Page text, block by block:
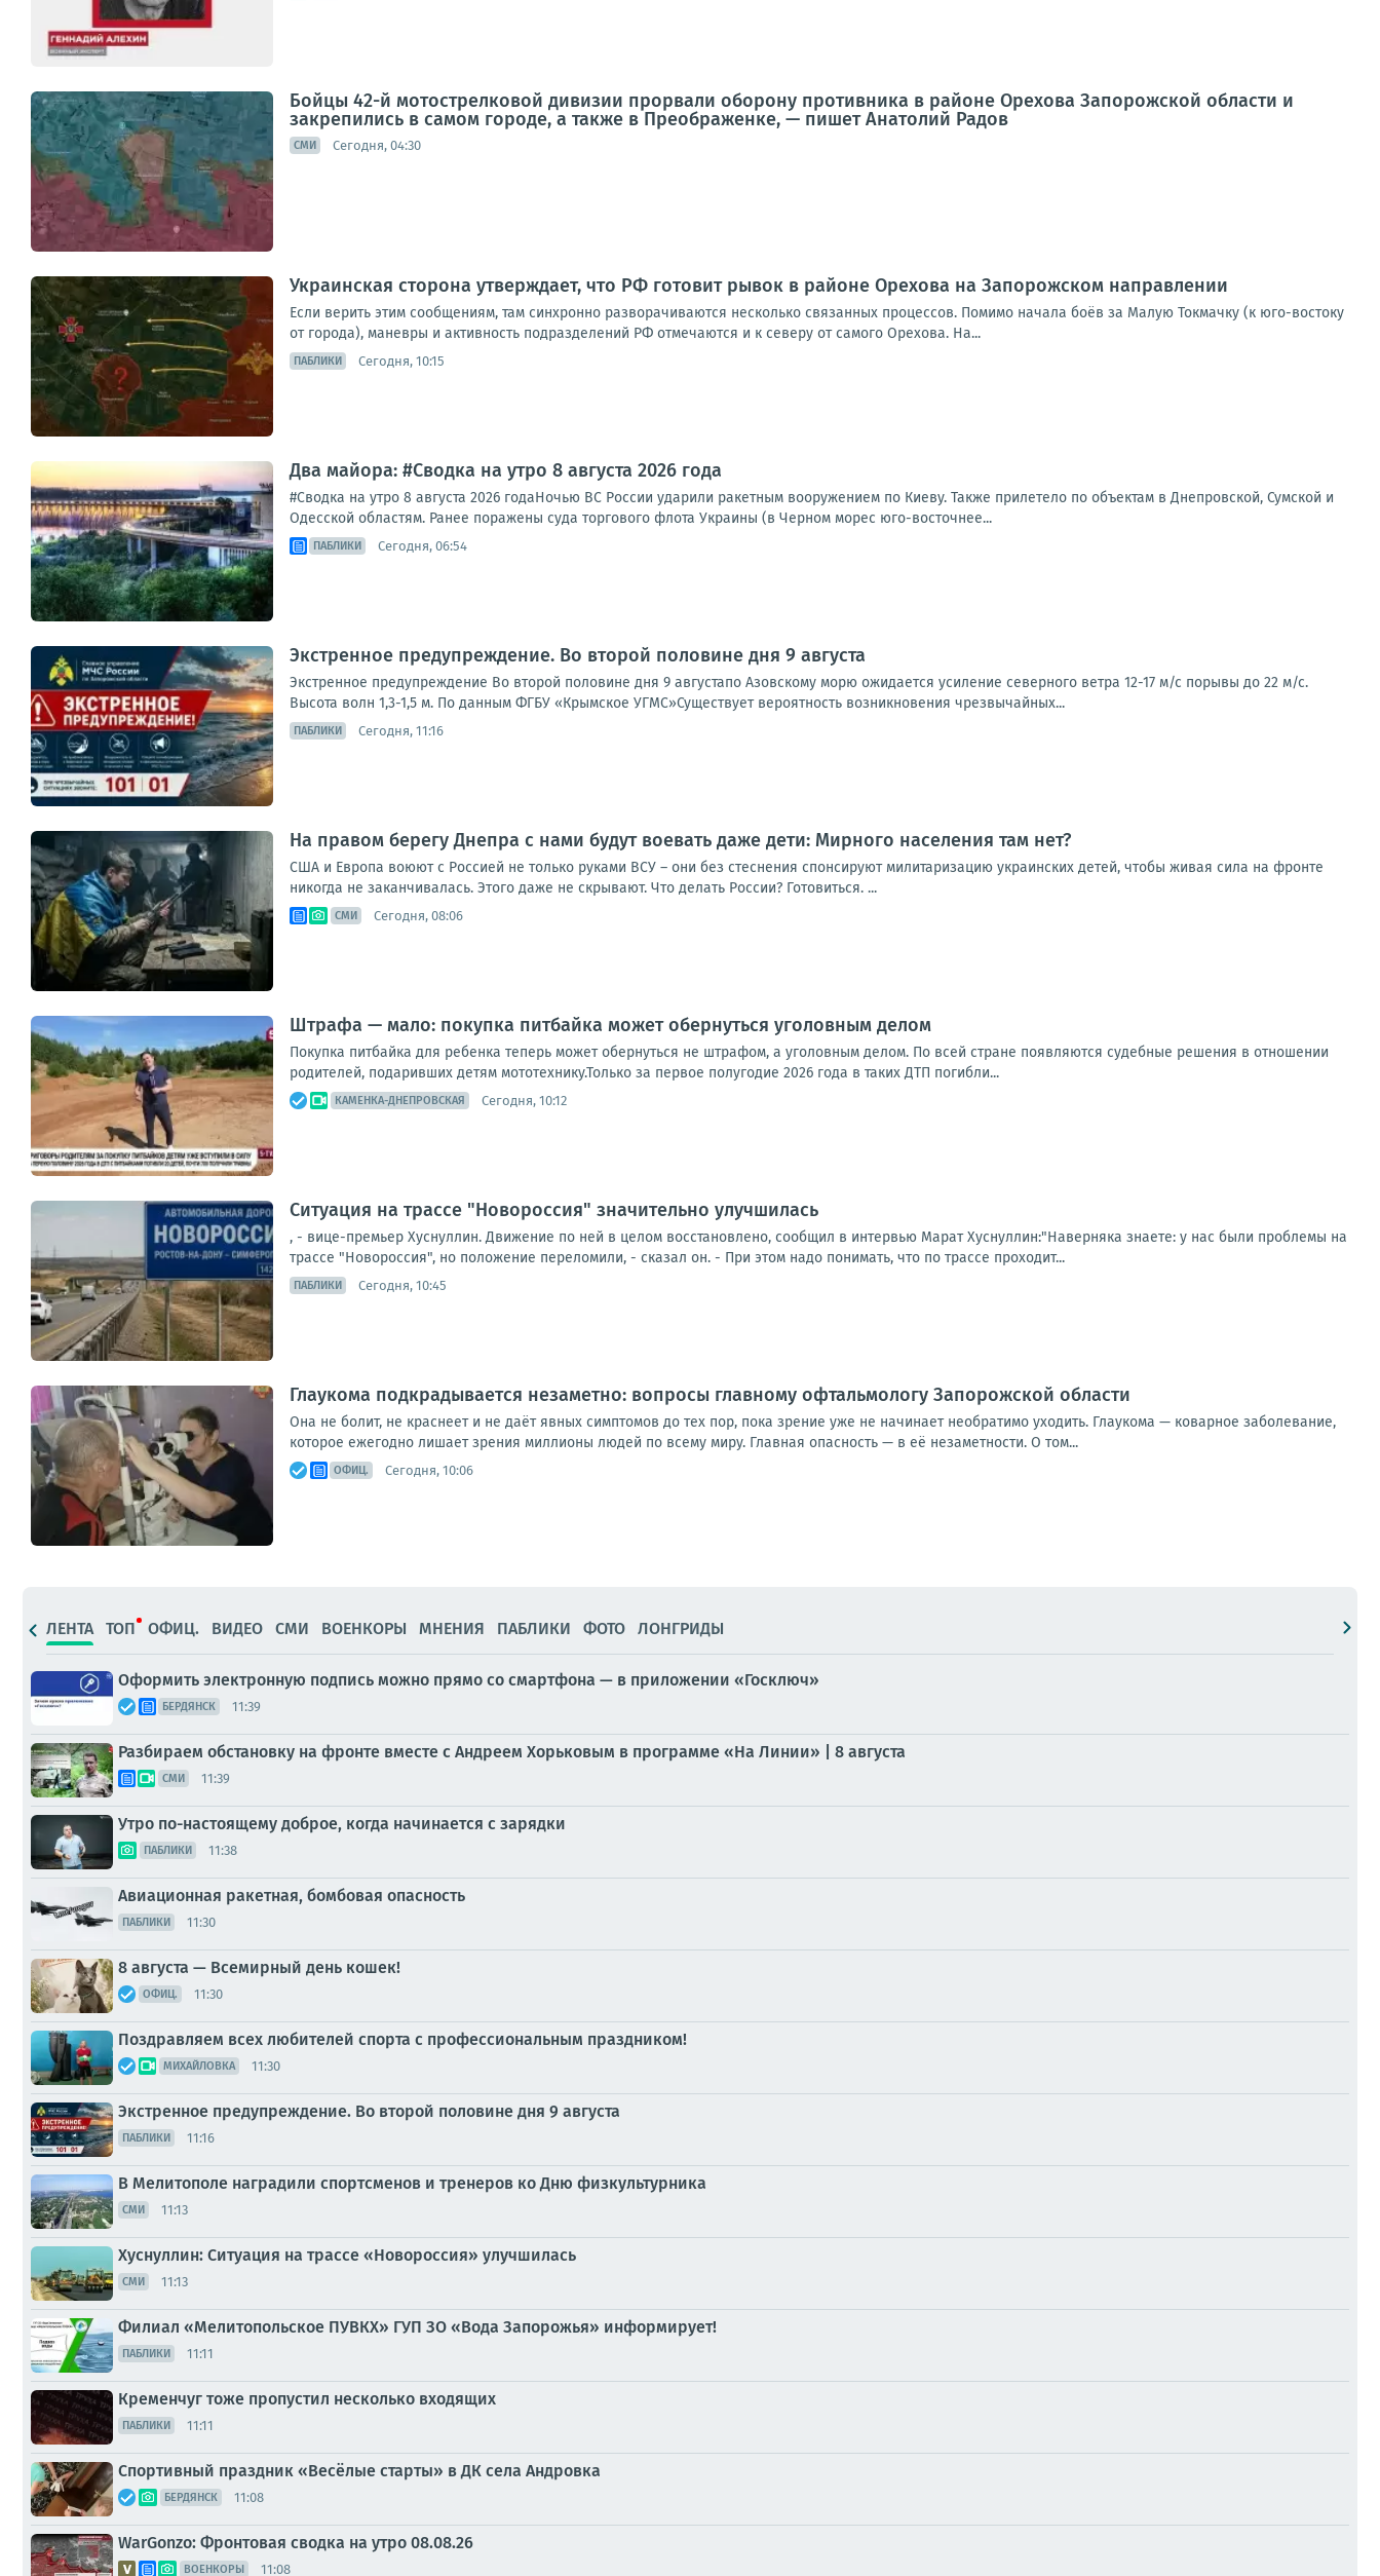
Бойцы 42-й мотострелковой дивизии прорвали оборону противника в районе Орехова Запорожской области и
закрепились в самом городе, а также в Преображенке, — пишет Анатолий Радов
СМИ Сегодня, 04:30
Украинская сторона утверждает, что РФ готовит рывок в районе Орехова на Запорожском направлении
Если верить этим сообщениям, там синхронно разворачиваются несколько связанных процессов. Помимо начала боёв за Малую Токмачку (к юго-востоку
от города), маневры и активность подразделений РФ отмечаются и к северу от самого Орехова. На...
ПАБЛИКИ Сегодня, 10:15
Два майора: #Сводка на утро 8 августа 2026 года
#Сводка на утро 8 августа 2026 годаНочью ВС России ударили ракетным вооружением по Киеву. Также прилетело по объектам в Днепровской, Сумской и
Одесской областям. Ранее поражены суда торгового флота Украины (в Черном морес юго-восточнее...
ПАБЛИКИ Сегодня, 06:54
Экстренное предупреждение. Во второй половине дня 9 августа
Экстренное предупреждение Во второй половине дня 9 августапо Азовскому морю ожидается усиление северного ветра 12-17 м/с порывы до 22 м/с.
Высота волн 1,3-1,5 м. По данным ФГБУ «Крымское УГМС»Существует вероятность возникновения чрезвычайных...
ПАБЛИКИ Сегодня, 11:16
На правом берегу Днепра с нами будут воевать даже дети: Мирного населения там нет?
США и Европа воюют с Россией не только руками ВСУ – они без стеснения спонсируют милитаризацию украинских детей, чтобы живая сила на фронте
никогда не заканчивалась. Этого даже не скрывают. Что делать России? Готовиться. ...
СМИ Сегодня, 08:06
Штрафа — мало: покупка питбайка может обернуться уголовным делом
Покупка питбайка для ребенка теперь может обернуться не штрафом, а уголовным делом. По всей стране появляются судебные решения в отношении
родителей, подаривших детям мототехнику.Только за первое полугодие 2026 года в таких ДТП погибли...
КАМЕНКА-ДНЕПРОВСКАЯ Сегодня, 10:12
Ситуация на трассе "Новороссия" значительно улучшилась
, - вице-премьер Хуснуллин. Движение по ней в целом восстановлено, сообщил в интервью Марат Хуснуллин:"Наверняка знаете: у нас были проблемы на
трассе "Новороссия", но положение переломили, - сказал он. - При этом надо понимать, что по трассе проходит...
ПАБЛИКИ Сегодня, 10:45
Глаукома подкрадывается незаметно: вопросы главному офтальмологу Запорожской области
Она не болит, не краснеет и не даёт явных симптомов до тех пор, пока зрение уже не начинает необратимо уходить. Глаукома — коварное заболевание,
которое ежегодно лишает зрения миллионы людей по всему миру. Главная опасность — в её незаметности. О том...
ОФИЦ. Сегодня, 10:06
ЛЕНТА ТОП ОФИЦ. ВИДЕО СМИ ВОЕНКОРЫ МНЕНИЯ ПАБЛИКИ ФОТО ЛОНГРИДЫ
Оформить электронную подпись можно прямо со смартфона — в приложении «Госключ»
БЕРДЯНСК 11:39
Разбираем обстановку на фронте вместе с Андреем Хорьковым в программе «На Линии» | 8 августа
СМИ 11:39
Утро по-настоящему доброе, когда начинается с зарядки
ПАБЛИКИ 11:38
Авиационная ракетная, бомбовая опасность
ПАБЛИКИ 11:30
8 августа — Всемирный день кошек!
ОФИЦ. 11:30
Поздравляем всех любителей спорта с профессиональным праздником!
МИХАЙЛОВКА 11:30
Экстренное предупреждение. Во второй половине дня 9 августа
ПАБЛИКИ 11:16
В Мелитополе наградили спортсменов и тренеров ко Дню физкультурника
СМИ 11:13
Хуснуллин: Ситуация на трассе «Новороссия» улучшилась
СМИ 11:13
Филиал «Мелитопольское ПУВКХ» ГУП ЗО «Вода Запорожья» информирует!
ПАБЛИКИ 11:11
Кременчуг тоже пропустил несколько входящих
ПАБЛИКИ 11:11
Спортивный праздник «Весёлые старты» в ДК села Андровка
БЕРДЯНСК 11:08
WarGonzo: Фронтовая сводка на утро 08.08.26
ВОЕНКОРЫ 11:08